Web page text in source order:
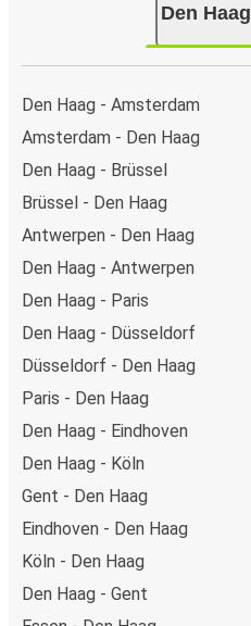
Den Haag
Den Haag - Amsterdam
Amsterdam - Den Haag
Den Haag - Brüssel
Brüssel - Den Haag
Antwerpen - Den Haag
Den Haag - Antwerpen
Den Haag - Paris
Den Haag - Düsseldorf
Düsseldorf - Den Haag
Paris - Den Haag
Den Haag - Eindhoven
Den Haag - Köln
Gent - Den Haag
Eindhoven - Den Haag
Köln - Den Haag
Den Haag - Gent